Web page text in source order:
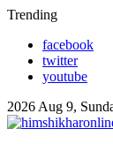
Skip
content
Trending
facebook
twitter
youtube
2026 Aug 9,